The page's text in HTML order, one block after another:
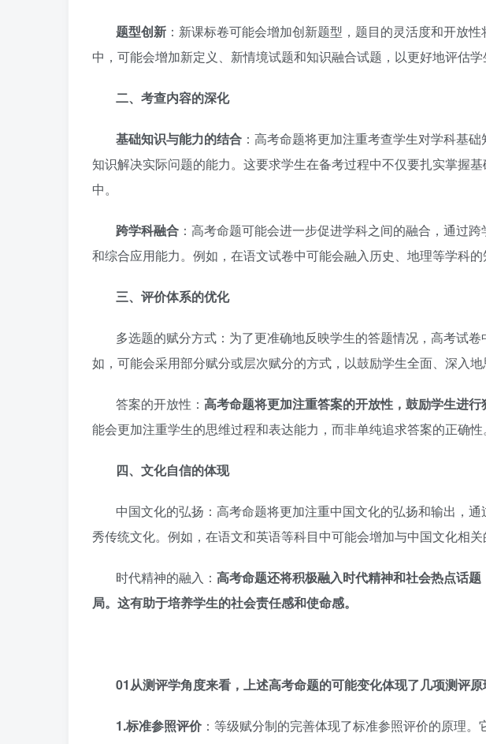
题型创新 ：新课标卷可能会增加创新题型，题目的灵活度和开放
中，可能会增加新定义、新情境试题和知识融合试题，以更好地评估学
二、考查内容的深化
基础知识与能力的结合 ：高考命题将更加注重考查学生对学科基
知识解决实际问题的能力。这要求学生在备考过程中不仅要扎实掌握
中。
跨学科融合 ：高考命题可能会进一步促进学科之间的融合，通过
和综合应用能力。例如，在语文试卷中可能会融入历史、地理等学科的
三、评价体系的优化
多选题的赋分方式：为了更准确地反映学生的答题情况，高考试
如，可能会采用部分赋分或层次赋分的方式，以鼓励学生全面、深入
答案的开放性： 高考命题将更加注重答案的开放性，鼓励学生进行
能会更加注重学生的思维过程和表达能力，而非单纯追求答案的正确性。
四、文化自信的体现
中国文化的弘扬：高考命题将更加注重中国文化的弘扬和输出，
秀传统文化。例如，在语文和英语等科目中可能会增加与中国文化相关
时代精神的融入： 高考命题还将积极融入时代精神和社会热点话
局。这有助于培养学生的社会责任感和使命感。
01从测评学角度来看，上述高考命题的可能变化体现了几项测评
1.标准参照评价：等级赋分制的完善体现了标准参照评价的原理